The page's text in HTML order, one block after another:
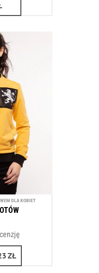
DLA KOBIET
ZŁ